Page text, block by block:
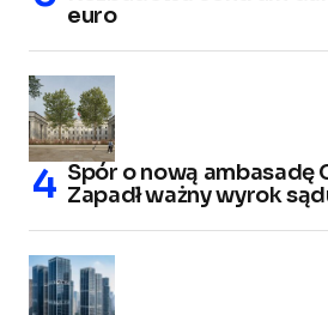
euro
Spór o nową ambasadę
Zapadł ważny wyrok